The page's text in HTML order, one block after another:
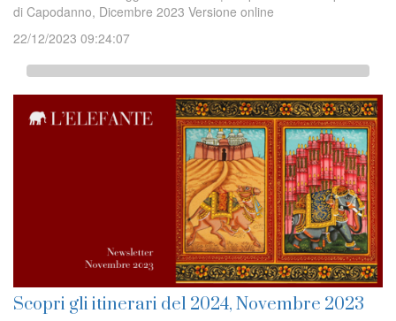
di Capodanno, Dicembre 2023 Versione online
22/12/2023 09:24:07
Scopri gli itinerari del 2024, Novembre 2023